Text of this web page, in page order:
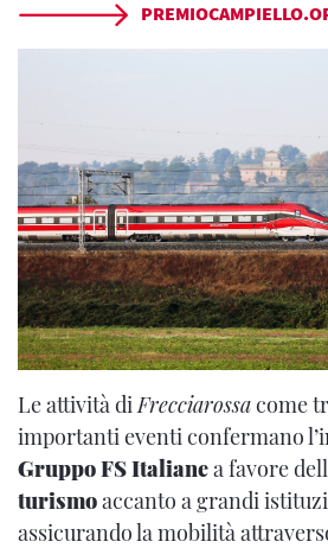
Le attività diFrecciarossacome
importanti eventi confermano
Gruppo FS Italianea favore
turismoaccanto a grandi
assicurando la mobilità